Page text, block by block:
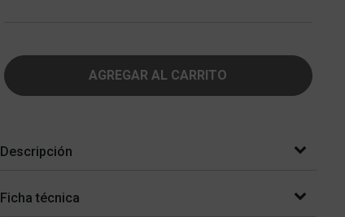
AGREGAR AL CARRITO
Descripción
Ficha técnica